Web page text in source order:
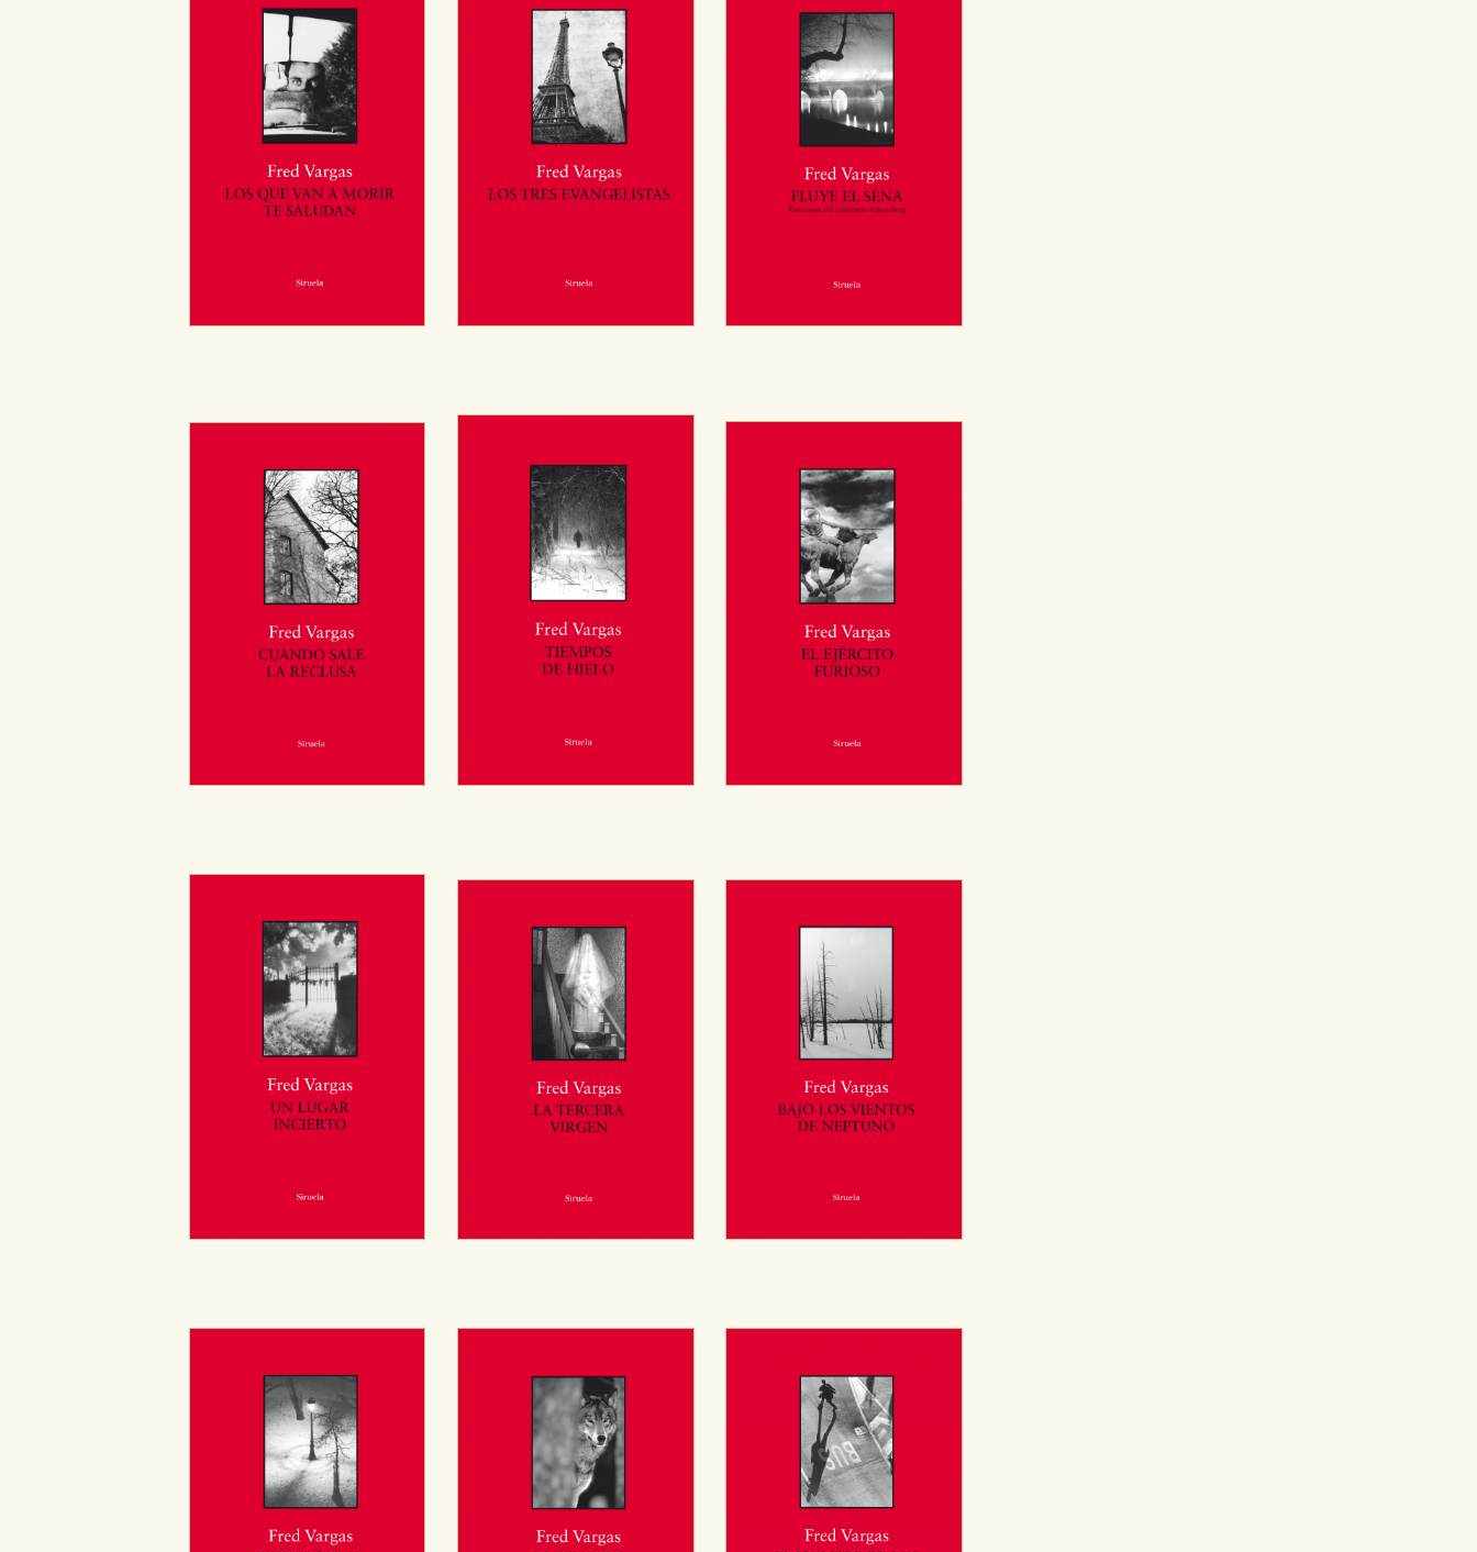
CONFIGURACIÓN DE COOKIES
hacerlo desde el navegador, pero en ese caso es posible que algunas áreas de nuestra web dejen de funcionar correctamente.
Estas cookies se utilizan para mejorar su experiencia de navegación y optimizar el funcionamiento de nuestro sitio web. Almacenan
configuraciones de servicios para que no tenga que reconfigurarlos cada vez que nos visita. La información es agregada y, por lo
tanto, es anónima.
Cookies de publicidad y redes sociales
Estas cookies son gestionadas por nuestros socios publicitarios y se utilizan para mostrar publicidad relevante para sus intereses en
otros sitios. No almacenan directamente información personal sino que se basan en la identificación única de su navegador y
dispositivo de internet.